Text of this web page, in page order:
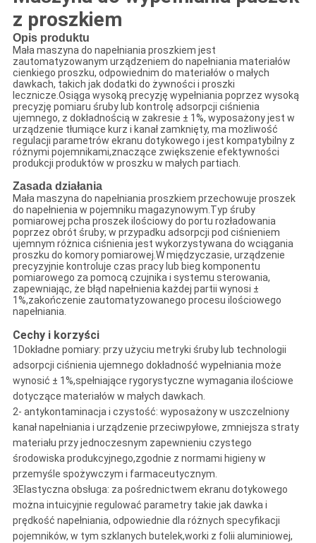
z proszkiem
Opis produktu
Mała maszyna do napełniania proszkiem jest
zautomatyzowanym urządzeniem do napełniania materiałów
cienkiego proszku, odpowiednim do materiałów o małych
dawkach, takich jak dodatki do żywności i proszki
lecznicze.Osiąga wysoką precyzję wypełniania poprzez wysoką
precyzję pomiaru śruby lub kontrolę adsorpcji ciśnienia
ujemnego, z dokładnością w zakresie ± 1%, wyposażony jest w
urządzenie tłumiące kurz i kanał zamknięty, ma możliwość
regulacji parametrów ekranu dotykowego i jest kompatybilny z
różnymi pojemnikami,znaczące zwiększenie efektywności
produkcji produktów w proszku w małych partiach.
Zasada działania
Mała maszyna do napełniania proszkiem przechowuje proszek
do napełnienia w pojemniku magazynowym.Typ śruby
pomiarowej pcha proszek ilościowy do portu rozładowania
poprzez obrót śruby; w przypadku adsorpcji pod ciśnieniem
ujemnym różnica ciśnienia jest wykorzystywana do wciągania
proszku do komory pomiarowej.W międzyczasie, urządzenie
precyzyjnie kontroluje czas pracy lub bieg komponentu
pomiarowego za pomocą czujnika i systemu sterowania,
zapewniając, że błąd napełnienia każdej partii wynosi ±
1%,zakończenie zautomatyzowanego procesu ilościowego
napełniania.
Cechy i korzyści
1Dokładne pomiary: przy użyciu metryki śruby lub technologii
adsorpcji ciśnienia ujemnego dokładność wypełniania może
wynosić ± 1%,spełniające rygorystyczne wymagania ilościowe
dotyczące materiałów w małych dawkach.
2- antykontaminacja i czystość: wyposażony w uszczelniony
kanał napełniania i urządzenie przeciwpyłowe, zmniejsza straty
materiału przy jednoczesnym zapewnieniu czystego
środowiska produkcyjnego,zgodnie z normami higieny w
przemyśle spożywczym i farmaceutycznym.
3Elastyczna obsługa: za pośrednictwem ekranu dotykowego
można intuicyjnie regulować parametry takie jak dawka i
prędkość napełniania, odpowiednie dla różnych specyfikacji
pojemników, w tym szklanych butelek,worki z folii aluminiowej,